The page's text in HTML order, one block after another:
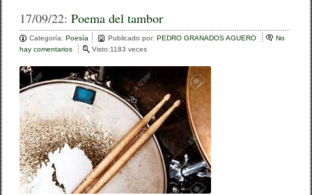
c
e
b
o
o
k
tt
er
m
p
ar
tir
17/09/22:Poema del tambor
Categoría:Poesía Publicado por:PEDRO GRANADOS AGUERO
No
hay comentarios
P
o
e
m
a
d
e
l
m
Visto:1183 veces